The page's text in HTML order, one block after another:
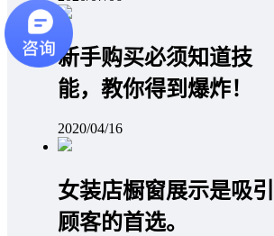
新手购买必须知道技
能，教你得到爆炸！
2020/04/16
女装店橱窗展示是吸引
顾客的首选。